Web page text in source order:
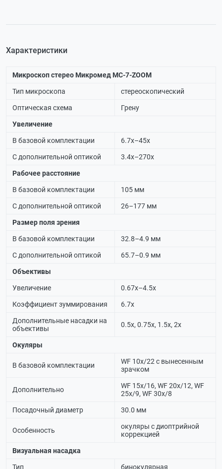
Характеристики
Микроскоп стерео Микромед MC-7-ZOOM
Тип микроскопа стереоскопический
Оптическая схема Грену
Увеличение
В базовой комплектации 6.7х–45х
С дополнительной оптикой 3.4х–270х
Рабочее расстояние
В базовой комплектации 105 мм
С дополнительной оптикой 26–177 мм
Размер поля зрения
В базовой комплектации 32.8–4.9 мм
С дополнительной оптикой 65.7–0.9 мм
Объективы
Увеличение 0.67х–4.5х
Коэффициент зуммирования 6.7х
Дополнительные насадки на
объективы
0.5х, 0.75х, 1.5х, 2х
Окуляры
В базовой комплектации
WF 10х/22 с вынесенным
зрачком
Дополнительно
WF 15х/16, WF 20х/12, WF
25х/9, WF 30х/8
Посадочный диаметр 30.0 мм
Особенность
окуляры с диоптрийной
коррекцией
Визуальная насадка
Тип бинокулярная